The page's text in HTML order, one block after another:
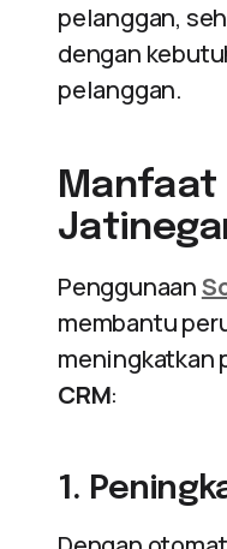
pelanggan,
dengan
pelanggan.
Manfaat
Penggunaan
membantu
meningkatkan
CRM:
1.